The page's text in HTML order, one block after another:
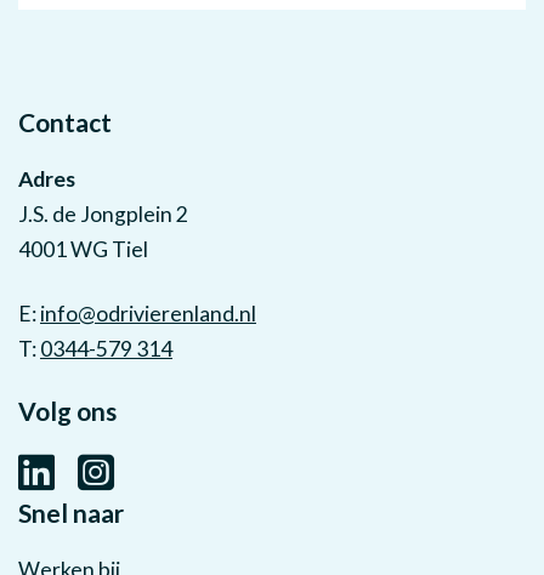
Contact
Adres
J.S. de Jongplein 2
4001 WG Tiel
E:info@odrivierenland.nl
T:0344-579 314
Volg ons
Snel naar
Werken bij